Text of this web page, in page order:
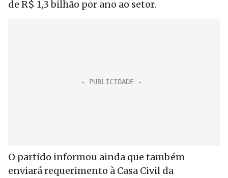
de R$ 1,3 bilhão por ano ao setor.
O partido informou ainda que também
enviará requerimento à Casa Civil da